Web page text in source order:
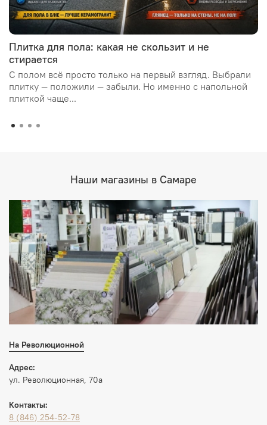
Плитка для пола: какая не скользит и не
стирается
С полом всё просто только на первый взгляд. Выбрали
плитку — положили — забыли. Но именно с напольной
плиткой чаще...
Наши магазины в Самаре
На Революционной
Адрес:
ул. Революционная, 70а
Контакты:
8 (846) 254-52-78